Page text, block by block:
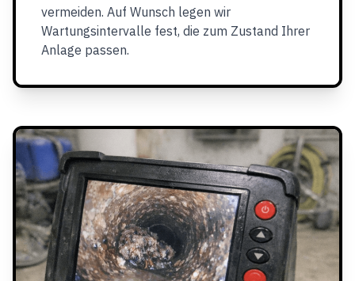
vermeiden. Auf Wunsch legen wir
Wartungsintervalle fest, die zum Zustand Ihrer
Anlage passen.